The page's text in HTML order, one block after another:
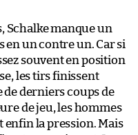
Schalke manque un
en un contre un. Car si
souvent en position
les tirs finissent
derniers coups de
de jeu, les hommes
la pression. Mais